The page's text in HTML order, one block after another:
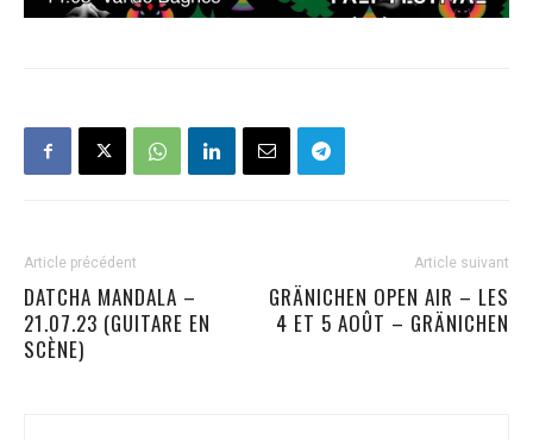
Article précédent
DATCHA MANDALA –
21.07.23 (GUITARE EN
SCÈNE)
Article suivant
GRÄNICHEN OPEN AIR – LES
4 ET 5 AOÛT – GRÄNICHEN